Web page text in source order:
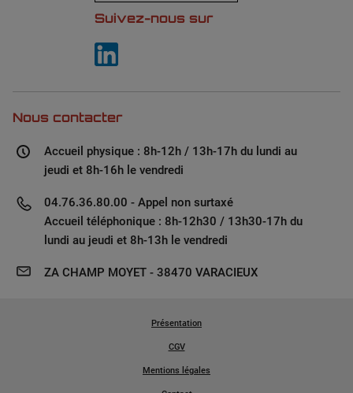
Suivez-nous sur
Nous contacter
Accueil physique : 8h-12h / 13h-17h du lundi au
jeudi et 8h-16h le vendredi
04.76.36.80.00 - Appel non surtaxé
Accueil téléphonique : 8h-12h30 / 13h30-17h du
lundi au jeudi et 8h-13h le vendredi
ZA CHAMP MOYET - 38470 VARACIEUX
Présentation
CGV
Mentions légales